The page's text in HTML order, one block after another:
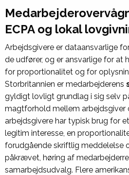
ECPA og lokal
Arbejdsgivere er dataansvarlige
de udfører, og er ansvarlige for at
for proportionalitet og for
Storbritannien er medarbejderens
gyldigt lovligt grundlag i sig selv
magtforhold mellem
arbejdsgivere har typisk brug for
legitim interesse, en
forudgående skriftlig meddelelse
påkrævet, høring af
samarbejdsudvalg. Flere